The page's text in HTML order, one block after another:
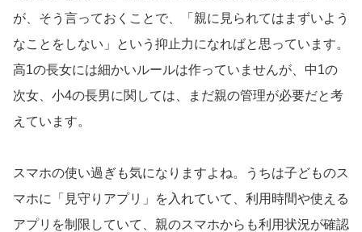
が、そう言っておくことで、「親に見られてはまずいよう
なことをしない」という抑止力になればと思っています。
高1の長女には細かいルールは作っていませんが、中1の
次女、小4の長男に関しては、まだ親の管理が必要だと考
えています。
スマホの使い過ぎも気になりますよね。うちは子どものス
マホに「見守りアプリ」を入れていて、利用時間や使える
アプリを制限していて、親のスマホからも利用状況が確認